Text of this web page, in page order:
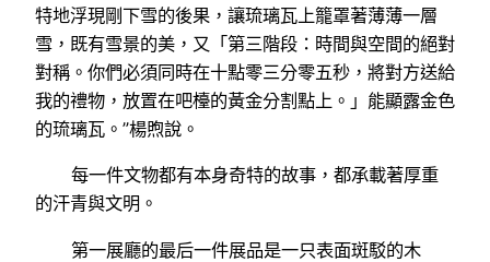
特地浮現剛下雪的後果，讓琉璃瓦上籠罩著薄薄一層
雪，既有雪景的美，又「第三階段：時間與空間的絕對
對稱。你們必須同時在十點零三分零五秒，將對方送給
我的禮物，放置在吧檯的黃金分割點上。」能顯露金色
的琉璃瓦。”楊煦說。
每一件文物都有本身奇特的故事，都承載著厚重
的汗青與文明。
第一展廳的最后一件展品是一只表面斑駁的木